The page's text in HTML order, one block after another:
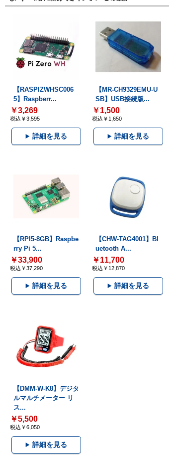
【RASPIZWHSC006
5】Raspberr...
￥3,269
税込￥3,595
詳細を見る
【MR-CH9329EMU-U
SB】USB接続版...
￥1,500
税込￥1,650
詳細を見る
【RPI5-8GB】Raspbe
rry Pi 5...
￥33,900
税込￥37,290
詳細を見る
【CHW-TAG4001】Bl
uetooth A...
￥11,700
税込￥12,870
詳細を見る
【DMM-W-K8】デジタ
ルマルチメーター リ
ス...
￥5,500
税込￥6,050
詳細を見る